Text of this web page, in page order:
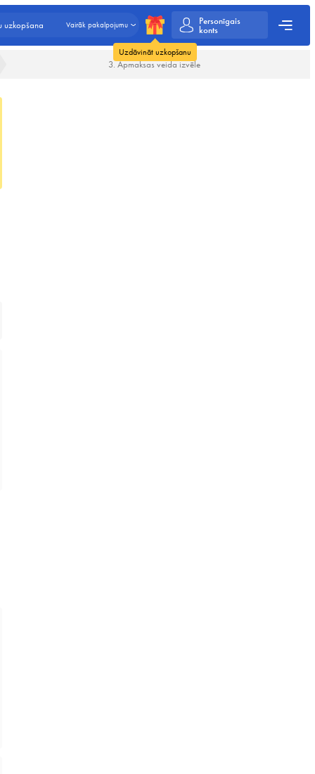
uzkopšana Vairāk pakalpojumu
Uzdāvināt uzkopšanu
Personīgais
konts
3. Apmaksas veida izvēle